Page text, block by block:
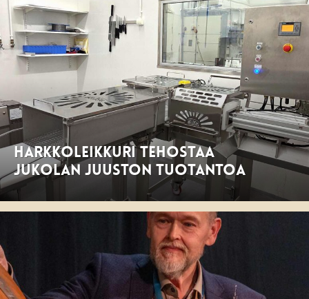
Harkkoleikkuri tehostaa
Jukolan Juuston tuotantoa